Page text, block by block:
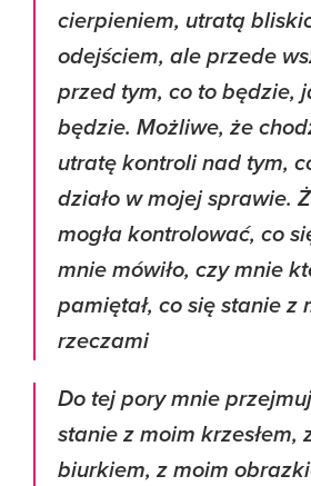
cierpieniem, utratą
odejściem, ale przede
przed tym, co to będzie,
będzie. Możliwe, że
utratę kontroli nad tym,
działo w mojej sprawie.
mogła kontrolować, co
mnie mówiło, czy mnie
pamiętał, co się stanie z
rzeczami
Do tej pory mnie
stanie z moim krzesłem,
biurkiem, z moim